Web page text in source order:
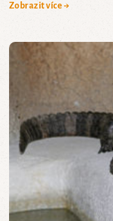
Zobrazit více →